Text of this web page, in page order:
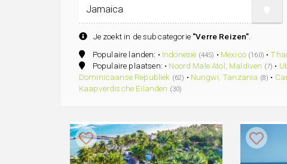
Je zoekt in de subcategorie "Verre Reizen"
Populaire landen: • Indonesië (445) • Mexico (160) •
Populaire plaatsen: • Noord Male Atol, Maldiven (7) •
Dominicaanse Republiek (62) • Nungwi, Tanzania (8) •
Kaapverdische Eilanden (30)